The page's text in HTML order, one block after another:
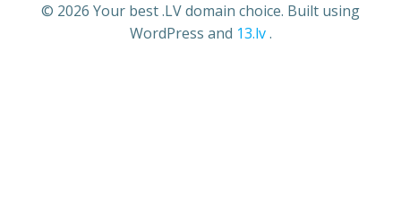
© 2026 Your best .LV domain choice. Built using
WordPress and 13.lv.